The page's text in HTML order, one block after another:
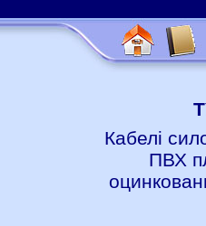
Кабелі
ПВХ